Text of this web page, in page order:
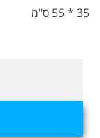
35 * 55 ס"מ